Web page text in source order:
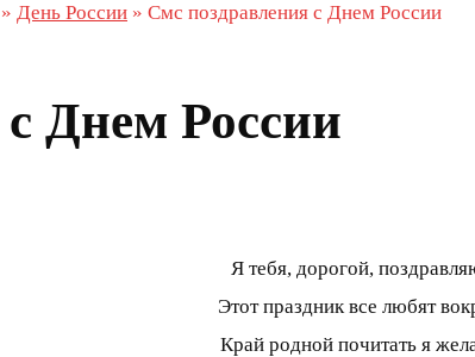
» День России » Смс поздравления с Днем России
Днем России
Я тебя, дорогой,
Этот праздник все любят
Край родной почитать я